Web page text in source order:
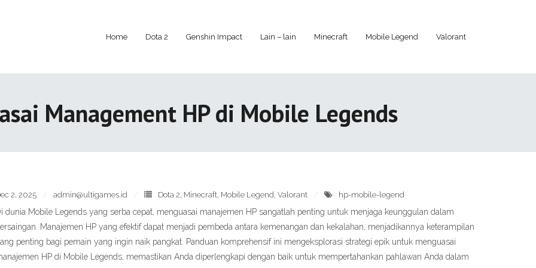
Home Dota 2 Genshin Impact Lain – lain Minecraft Mobile Legend Valorant
Management HP di Mobile Legends
2, 2025 admin@ultigames.id Dota 2, Minecraft, Mobile Legend, Valorant hp-mobile-legend
dunia Mobile Legends yang serba cepat, menguasai manajemen HP sangatlah penting untuk menjaga keunggulan dalam
Manajemen HP yang efektif dapat menjadi pembeda antara kemenangan dan kekalahan, menjadikannya keterampilan
penting bagi pemain yang ingin naik pangkat. Panduan komprehensif ini mengeksplorasi strategi epik untuk menguasai
HP di Mobile Legends, memastikan Anda diperlengkapi dengan baik untuk mempertahankan pahlawan Anda dalam